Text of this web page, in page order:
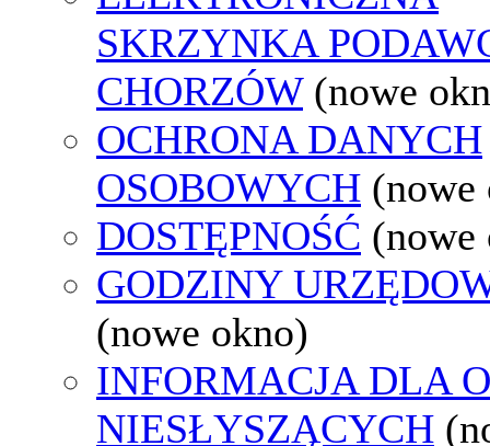
SKRZYNKA
CHORZÓW (nowe
OCHRONA DANYCH
OSOBOWYCH (nowe
DOSTĘPNOŚĆ (nowe
GODZINY
(nowe okno)
INFORMACJA DLA
NIESŁYSZĄCYCH